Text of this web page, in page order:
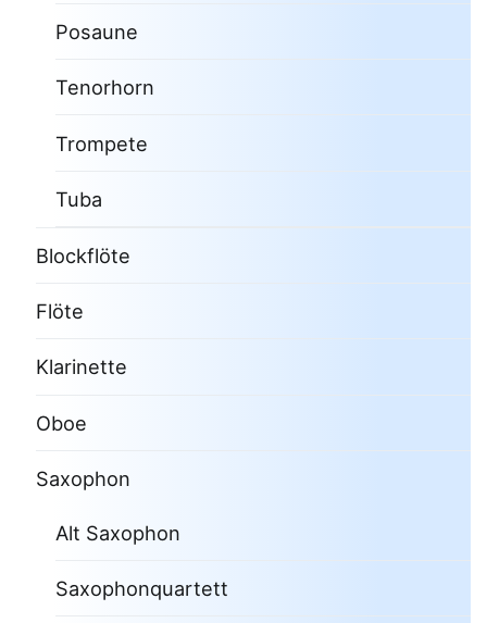
Posaune
Tenorhorn
Trompete
Tuba
Blockflöte
Flöte
Klarinette
Oboe
Saxophon
Alt Saxophon
Saxophonquartett